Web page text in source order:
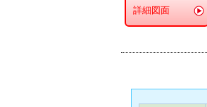
詳細図面